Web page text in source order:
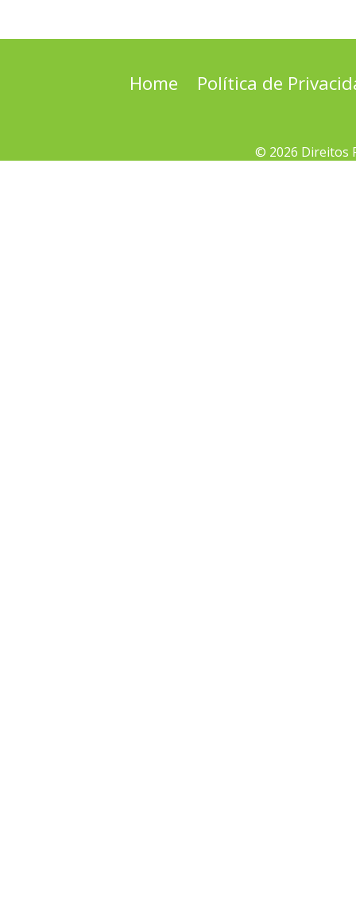
Home Política de
© 2026 Direitos